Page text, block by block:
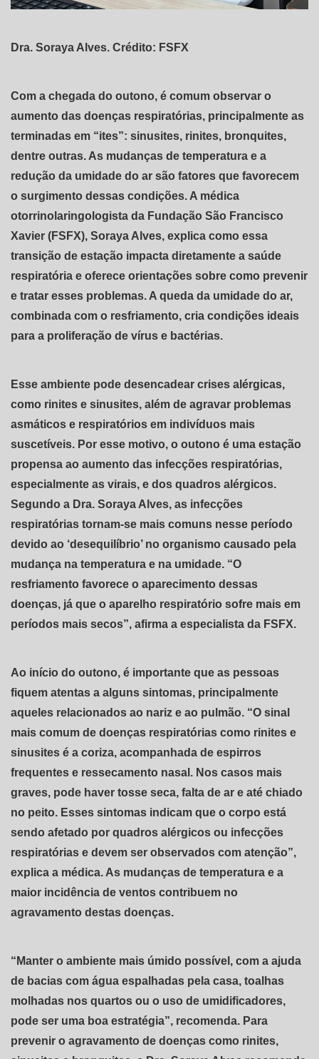
Dra. Soraya Alves. Crédito: FSFX
Com a chegada do outono, é comum observar o
aumento das doenças respiratórias, principalmente as
terminadas em “ites”: sinusites, rinites, bronquites,
dentre outras. As mudanças de temperatura e a
redução da umidade do ar são fatores que favorecem
o surgimento dessas condições. A médica
otorrinolaringologista da Fundação São Francisco
Xavier (FSFX), Soraya Alves, explica como essa
transição de estação impacta diretamente a saúde
respiratória e oferece orientações sobre como prevenir
e tratar esses problemas. A queda da umidade do ar,
combinada com o resfriamento, cria condições ideais
para a proliferação de vírus e bactérias.
Esse ambiente pode desencadear crises alérgicas,
como rinites e sinusites, além de agravar problemas
asmáticos e respiratórios em indivíduos mais
suscetíveis. Por esse motivo, o outono é uma estação
propensa ao aumento das infecções respiratórias,
especialmente as virais, e dos quadros alérgicos.
Segundo a Dra. Soraya Alves, as infecções
respiratórias tornam-se mais comuns nesse período
devido ao ‘desequilíbrio’ no organismo causado pela
mudança na temperatura e na umidade. “O
resfriamento favorece o aparecimento dessas
doenças, já que o aparelho respiratório sofre mais em
períodos mais secos”, afirma a especialista da FSFX.
Ao início do outono, é importante que as pessoas
fiquem atentas a alguns sintomas, principalmente
aqueles relacionados ao nariz e ao pulmão. “O sinal
mais comum de doenças respiratórias como rinites e
sinusites é a coriza, acompanhada de espirros
frequentes e ressecamento nasal. Nos casos mais
graves, pode haver tosse seca, falta de ar e até chiado
no peito. Esses sintomas indicam que o corpo está
sendo afetado por quadros alérgicos ou infecções
respiratórias e devem ser observados com atenção”,
explica a médica. As mudanças de temperatura e a
maior incidência de ventos contribuem no
agravamento destas doenças.
“Manter o ambiente mais úmido possível, com a ajuda
de bacias com água espalhadas pela casa, toalhas
molhadas nos quartos ou o uso de umidificadores,
pode ser uma boa estratégia”, recomenda. Para
prevenir o agravamento de doenças como rinites,